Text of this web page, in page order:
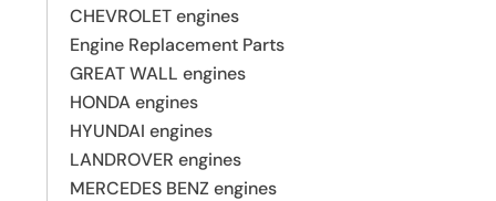
CHEVROLET engines
Engine Replacement Parts
GREAT WALL engines
HONDA engines
HYUNDAI engines
LANDROVER engines
MERCEDES BENZ engines